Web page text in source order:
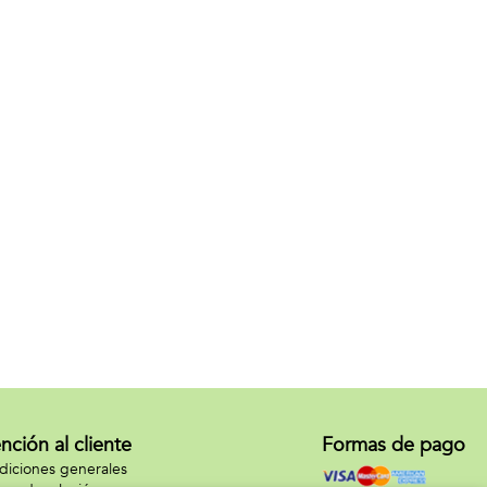
al cliente
generales
Formas de pago